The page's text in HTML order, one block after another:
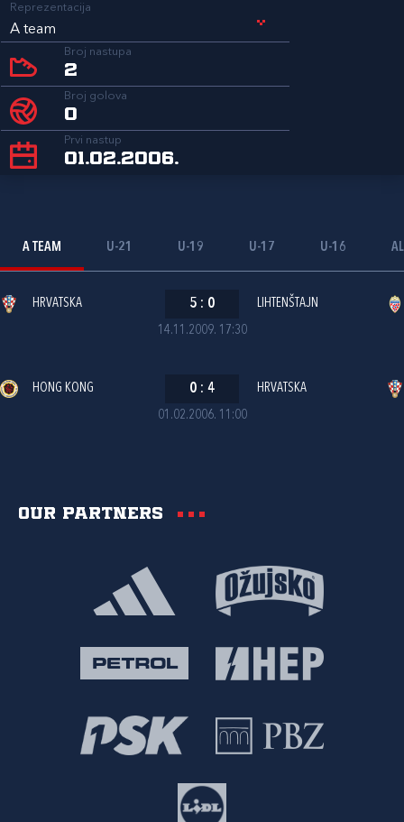
Reprezentacija
A team
Broj nastupa
2
Broj golova
0
Prvi nastup
01.02.2006.
A TEAM U-21 U-19 U-17 U-16
14.11.2009. 17:30
HRVATSKA 5 : 0 LIHTENŠTAJN
01.02.2006. 11:00
HONG KONG 0 : 4 HRVATSKA
Our partners